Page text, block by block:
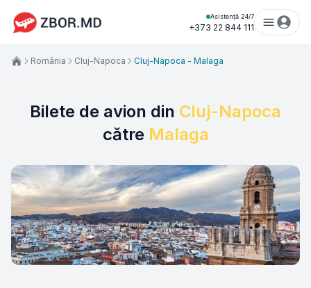
Asistență 24/7
+373 22 844 111
Bilete de avion din Cluj-Napoca
către Malaga
România Cluj-Napoca Cluj-Napoca - Malaga